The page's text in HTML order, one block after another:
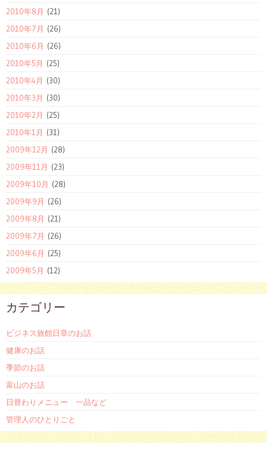
2010年8月 (21)
2010年7月 (26)
2010年6月 (26)
2010年5月 (25)
2010年4月 (30)
2010年3月 (30)
2010年2月 (25)
2010年1月 (31)
2009年12月 (28)
2009年11月 (23)
2009年10月 (28)
2009年9月 (26)
2009年8月 (21)
2009年7月 (26)
2009年6月 (25)
2009年5月 (12)
カテゴリー
ビジネス旅館日章のお話
健康のお話
季節のお話
富山のお話
日替わりメニュー 一品など
管理人のひとりごと